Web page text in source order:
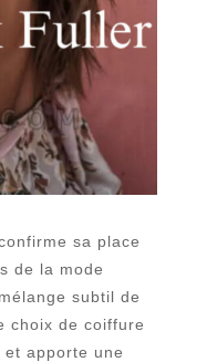
sa place
de la mode
subtil de
choix de coiffure
et apporte une